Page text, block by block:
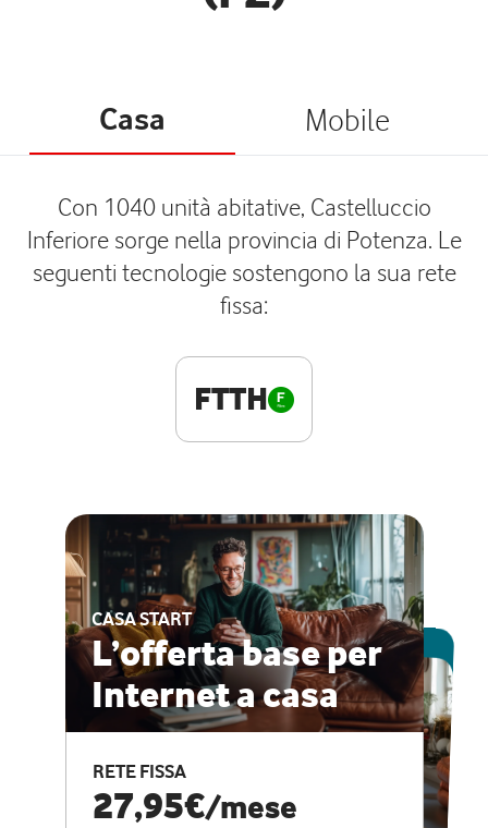
Casa Mobile
Con 1040 unità abitative, Castelluccio
Inferiore sorge nella provincia di Potenza. Le
seguenti tecnologie sostengono la sua rete
fissa:
FTTH
CASA START
L’offerta base per
Internet a casa
RETE FISSA
27,95€/mese
ESCLUSIVA ONLINE
CASA PRO
Internet veloce e
vantaggi speciali